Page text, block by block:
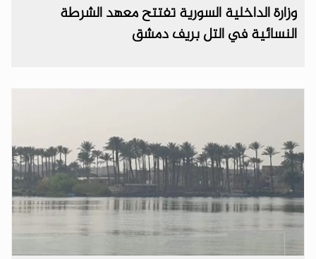
وزارة الداخلية السورية تفتتح معهد الشرطة
النسائية في التل بريف دمشق